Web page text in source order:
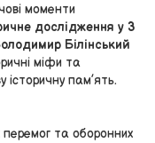
моменти
дослідження у 3
Білінський
міфи та
пам’ять.
та оборонних